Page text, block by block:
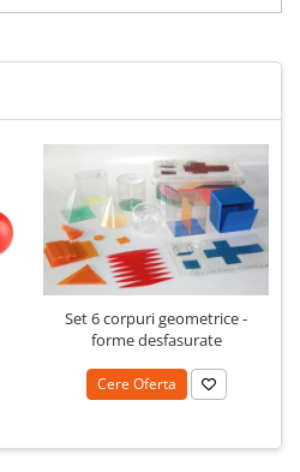
Set 6 corpuri geometrice -
forme desfasurate
Cere Oferta